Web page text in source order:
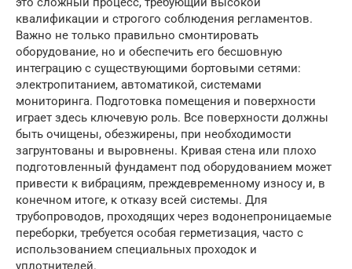
квалификации и строгого соблюдения регламентов.
Важно не только правильно смонтировать
оборудование, но и обеспечить его бесшовную
интеграцию с существующими бортовыми сетями:
электропитанием, автоматикой, системами
мониторинга. Подготовка помещения и поверхности
играет здесь ключевую роль. Все поверхности должны
быть очищены, обезжирены, при необходимости
загрунтованы и выровнены. Кривая стена или плохо
подготовленный фундамент под оборудованием может
привести к вибрациям, преждевременному износу и, в
конечном итоге, к отказу всей системы. Для
трубопроводов, проходящих через водонепроницаемые
переборки, требуется особая герметизация, часто с
использованием специальных проходок и
уплотнителей.